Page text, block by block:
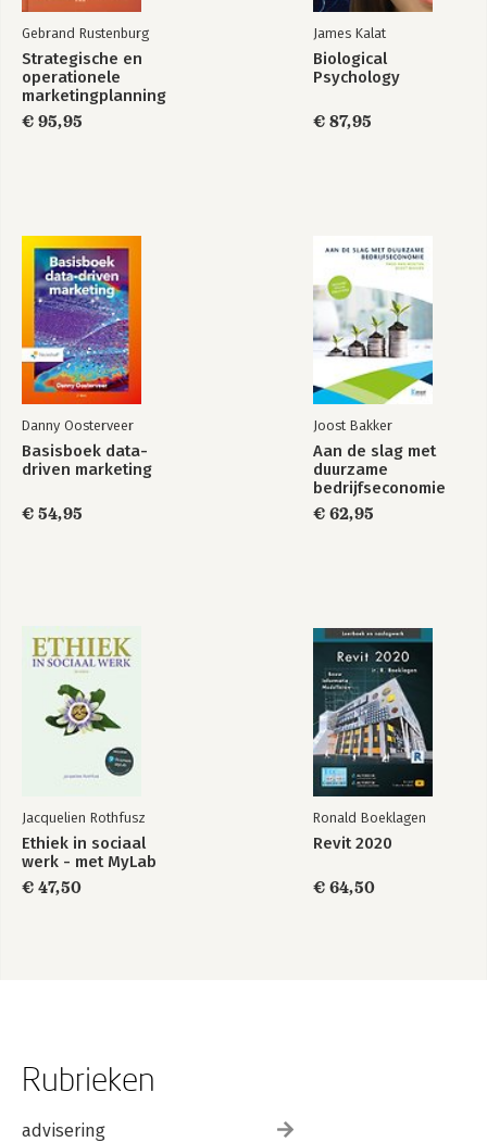
Gebrand Rustenburg
Strategische en
operationele
marketingplanning
- Kernstof-B
€ 95,95
James Kalat
Biological
Psychology
€ 87,95
Danny Oosterveer
Basisboek data-
driven marketing
€ 54,95
Joost Bakker
Aan de slag met
duurzame
bedrijfseconomie
€ 62,95
Jacquelien Rothfusz
Ethiek in sociaal
werk - met MyLab
€ 47,50
Ronald Boeklagen
Revit 2020
€ 64,50
Rubrieken
advisering